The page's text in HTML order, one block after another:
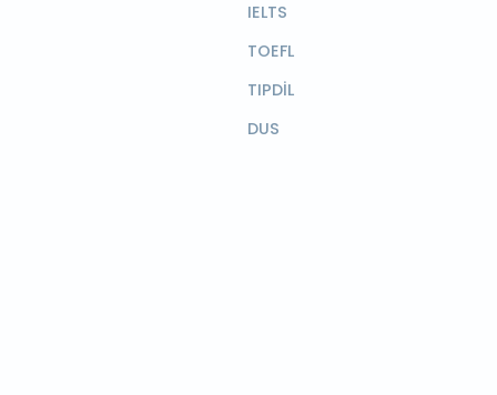
IELTS
TOEFL
TIPDİL
DUS